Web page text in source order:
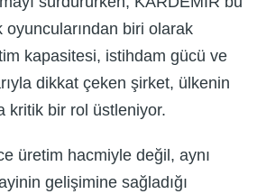
oyuncularından biri olarak
kapasitesi, istihdam gücü ve
dikkat çeken şirket, ülkenin
kritik bir rol üstleniyor.
üretim hacmiyle değil, aynı
gelişimine sağladığı